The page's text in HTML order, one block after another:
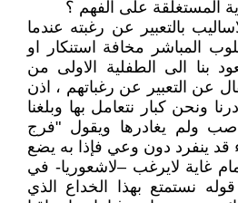
المستغلقة على الفهم ؟
بالتعبير عن رغبته عندما
المباشر مخافة استنكار او
بنا الى الطفلية الاولى من
عن التعبير عن رغباتهم ، اذن
ونحن كبار نتعامل بها وبلغنا
ولم يغادرها ويقول "فرج
قد ينفرد دون وعي فإذا به يضع
غاية لايرغب –لاشعوريا- في
نستمتع بهذا الخداع الذي